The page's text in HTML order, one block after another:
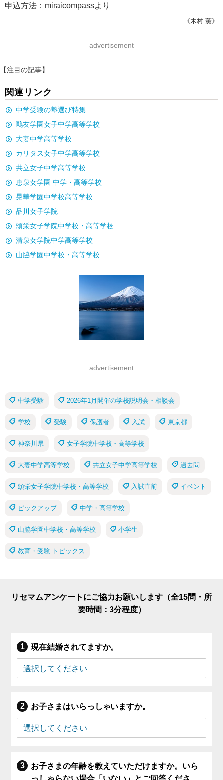
申込方法：miraicompassより
《木村 薫》
advertisement
【注目の記事】
関連リンク
中学受験の塾選び特集
鷗友学園女子中学高等学校
大妻中学高等学校
カリタス女子中学高等学校
共立女子中学高等学校
恵泉女学園 中学・高等学校
晃華学園中学校高等学校
品川女子学院
頌栄女子学院中学校・高等学校
清泉女学院中学高等学校
山脇学園中学校・高等学校
advertisement
中学受験 2026年1月開催の学校説明会・相談会
学校 受験 保護者 入試 東京都
神奈川県 女子学院中学校・高等学校
大妻中学高等学校 共立女子中学高等学校 過去問
頌栄女子学院中学校・高等学校 入試直前 イベント
ピックアップ 中学・高等学校
山脇学園中学校・高等学校 小学生
教育・受験 トピックス
リセマムアンケートにご協力お願いします（全15問・所
要時間：3分程度）
現在結婚されてますか。
お子さまはいらっしゃいますか。
お子さまの年齢を教えていただけますか。いら
っしゃらない場合「いない」とご回答くださ